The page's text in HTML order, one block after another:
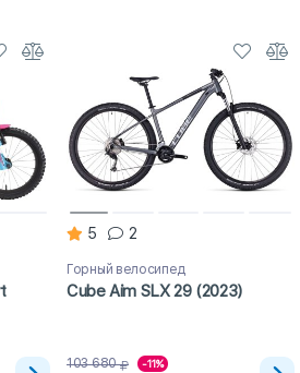
5 2
Горный велосипед
Cube Aim SLX 29 (2023)
103 680 -11%